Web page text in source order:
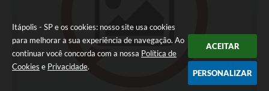
Itápolis - SP e os cookies: nosso site usa cookies
para melhorar a sua experiência de navegação. Ao
continuar você concorda com a nossa Política de
Cookies e Privacidade.
ACEITAR
PERSONALIZAR